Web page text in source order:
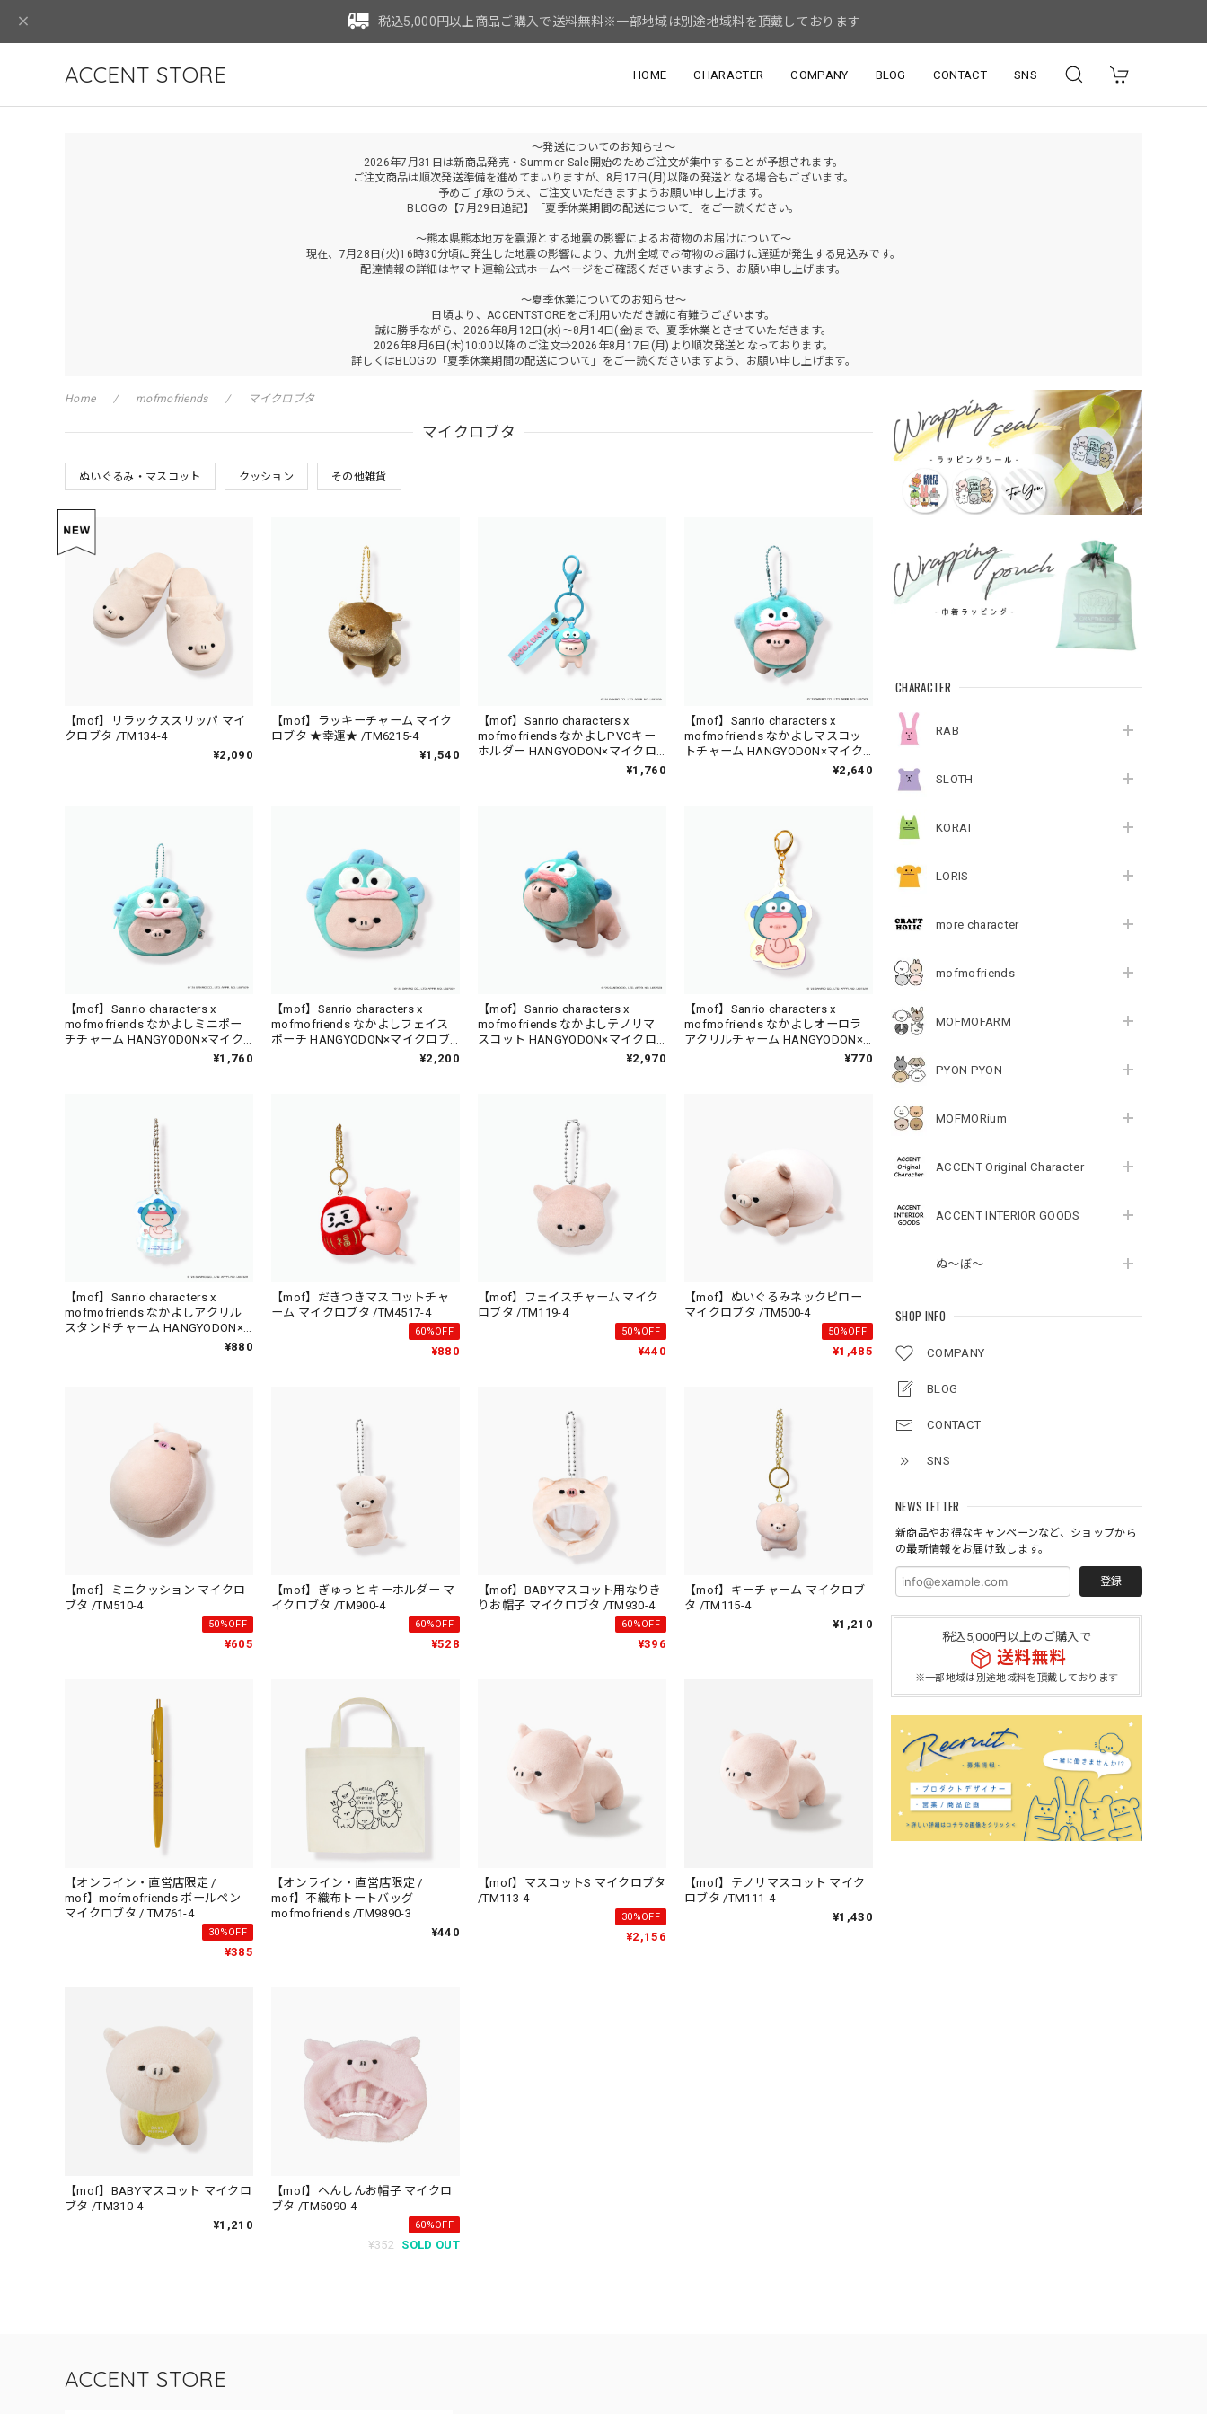
税込5,000円以上商品ご購入で送料無料※一部地域は別途地域料を頂戴しております
ACCENT STORE HOME CHARACTER COMPANY BLOG CONTACT SNS
～発送についてのお知らせ～
2026年7月31日は新商品発売・Summer Sale開始のためご注文が集中することが予想されます。
ご注文商品は順次発送準備を進めてまいりますが、8月17日(月)以降の発送となる場合もございます。
予めご了承のうえ、ご注文いただきますようお願い申し上げます。
BLOGの【7月29日追記】「夏季休業期間の配送について」をご一読ください。
～熊本県熊本地方を震源とする地震の影響によるお荷物のお届けについて～
現在、7月28日(火)16時30分頃に発生した地震の影響により、九州全域でお荷物のお届けに遅延が発生する見込みです。
配達情報の詳細はヤマト運輸公式ホームページをご確認くださいますよう、お願い申し上げます。
～夏季休業についてのお知らせ～
日頃より、ACCENTSTOREをご利用いただき誠に有難うございます。
誠に勝手ながら、2026年8月12日(水)～8月14日(金)まで、夏季休業とさせていただきます。
2026年8月6日(木)10:00以降のご注文⇒2026年8月17日(月)より順次発送となっております。
詳しくはBLOGの「夏季休業期間の配送について」をご一読くださいますよう、お願い申し上げます。
CHARACTER
RAB
SLOTH
KORAT
LORIS
more character
mofmofriends
MOFMOFARM
PYON PYON
MOFMORium
ACCENT Original Character
ACCENT INTERIOR GOODS
ぬ～ぼ～
SHOP INFO
COMPANY
BLOG
CONTACT
SNS
NEWS LETTER
新商品やお得なキャンペーンなど、ショップから
の最新情報をお届け致します。
登録
税込5,000円以上のご購入で
送料無料
※一部地域は別途地域料を頂戴しております
Home mofmofriends マイクロブタ
マイクロブタ
ぬいぐるみ・マスコット クッション その他雑貨
【mof】リラックススリッパ マイ
クロブタ /TM134-4
¥2,090
【mof】ラッキーチャーム マイク
ロブタ ★幸運★ /TM6215-4
¥1,540
【mof】Sanrio characters x
mofmofriends なかよしPVCキー
ホルダー HANGYODON×マイクロ
¥1,760
【mof】Sanrio characters x
mofmofriends なかよしマスコッ
トチャーム HANGYODON×マイク
¥2,640
【mof】Sanrio characters x
mofmofriends なかよしミニポー
チチャーム HANGYODON×マイク
¥1,760
【mof】Sanrio characters x
mofmofriends なかよしフェイス
ポーチ HANGYODON×マイクロブ
¥2,200
【mof】Sanrio characters x
mofmofriends なかよしテノリマ
スコット HANGYODON×マイクロ
¥2,970
【mof】Sanrio characters x
mofmofriends なかよしオーロラ
アクリルチャーム HANGYODON×
¥770
【mof】Sanrio characters x
mofmofriends なかよしアクリル
スタンドチャーム HANGYODON×
¥880
【mof】だきつきマスコットチャ
ーム マイクロブタ /TM4517-4
60%OFF
¥880
【mof】フェイスチャーム マイク
ロブタ /TM119-4
50%OFF
¥440
【mof】ぬいぐるみネックピロー
マイクロブタ /TM500-4
50%OFF
¥1,485
【mof】ミニクッション マイクロ
ブタ /TM510-4
50%OFF
¥605
【mof】ぎゅっと キーホルダー マ
イクロブタ /TM900-4
60%OFF
¥528
【mof】BABYマスコット用なりき
りお帽子 マイクロブタ /TM930-4
60%OFF
¥396
【mof】キーチャーム マイクロブ
タ /TM115-4
¥1,210
【オンライン・直営店限定 /
mof】mofmofriends ボールペン
マイクロブタ / TM761-4
30%OFF
¥385
【オンライン・直営店限定 /
mof】不織布トートバッグ
mofmofriends /TM9890-3
¥440
【mof】マスコットS マイクロブタ
/TM113-4
30%OFF
¥2,156
【mof】テノリマスコット マイク
ロブタ /TM111-4
¥1,430
【mof】BABYマスコット マイクロ
ブタ /TM310-4
¥1,210
【mof】へんしんお帽子 マイクロ
ブタ /TM5090-4
60%OFF
¥352 SOLD OUT
ACCENT STORE